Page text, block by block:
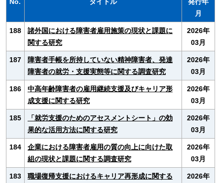
月
188
諸外国における障害者雇用施策の現状と課題に
関する研究
2026年
03月
187
障害者手帳を所持していない精神障害者、発達
障害者の就労・支援実態等に関する調査研究
2026年
03月
186
中高年齢障害者の雇用継続支援及びキャリア形
成支援に関する研究
2026年
03月
185
「就労支援のためのアセスメントシート」の効
果的な活用方法に関する研究
2026年
03月
184
企業における障害者雇用の質の向上に向けた取
組の現状と課題に関する調査研究
2026年
03月
183
職場復帰支援におけるキャリア再形成に関する
2026年